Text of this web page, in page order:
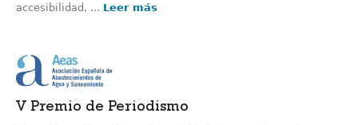
accesibilidad, ... Leer más
V Premio de Periodismo